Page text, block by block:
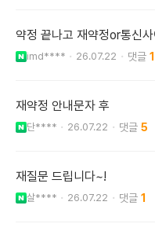
약정 끝나고 재약정or통신
imd**** 26.07.22 1
재약정 안내문자 후
단**** 26.07.22 5
재질문 드립니다~!
살**** 26.07.22 1